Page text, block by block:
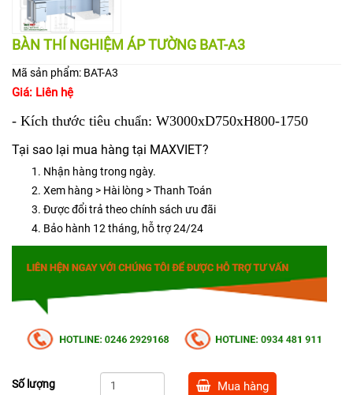
BÀN THÍ NGHIỆM ÁP TƯỜNG BAT-A3
Mã sản phẩm: BAT-A3
Giá: Liên hệ
- Kích thước tiêu chuẩn: W3000xD750xH800-1750
Tại sao lại mua hàng tại MAXVIET?
Nhận hàng trong ngày.
Xem hàng > Hài lòng > Thanh Toán
Được đổi trả theo chính sách ưu đãi
Bảo hành 12 tháng, hỗ trợ 24/24
Số lượng Mua hàng